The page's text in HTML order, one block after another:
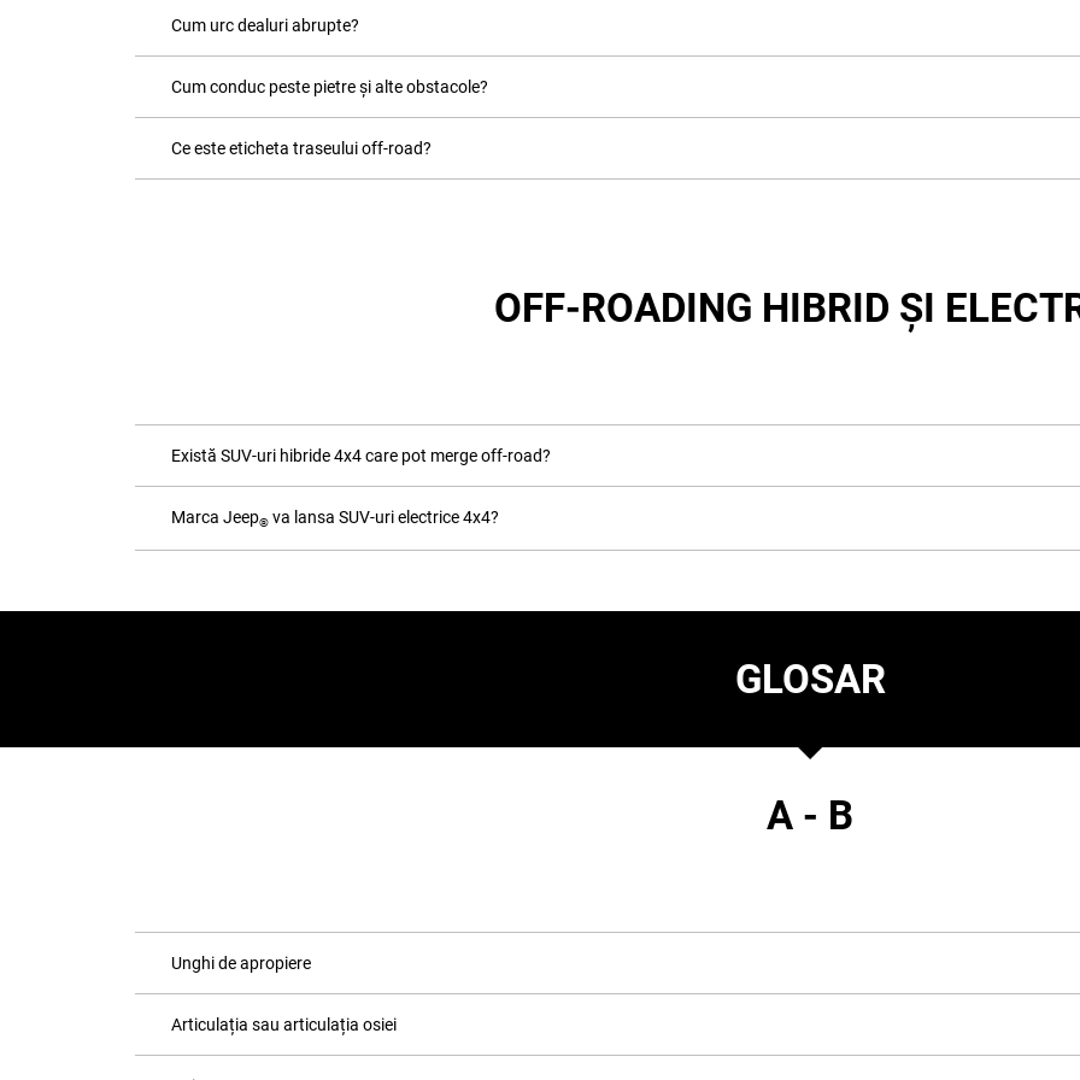
Cum urc dealuri abrupte?
Cum conduc peste pietre și alte obstacole?
Ce este eticheta traseului off-road?
OFF-ROADING HIBRID ȘI
Există SUV-uri hibride 4x4 care pot merge off-road?
Marca Jeep® va lansa SUV-uri electrice 4x4?
GLOSAR
A - B
Unghi de apropiere
Articulația sau articulația osiei